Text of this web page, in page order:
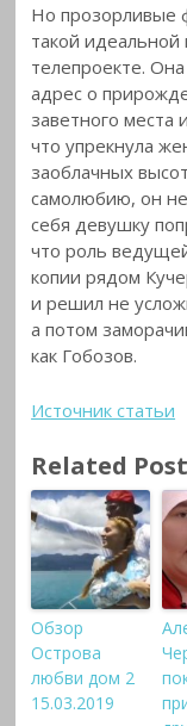
Но прозорливые
такой
телепроекте.
адрес о
заветного места
что упрекнула
заоблачных
самолюбию, он
себя девушку
что роль
копии рядом
и решил не
а потом
как Гобозов.
Источник статьи
Related
Обзор
Острова
любви дом 2
15.03.2019